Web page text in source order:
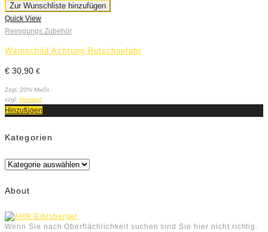
Zur Wunschliste hinzufügen
Quick View
Reinigungs Zubehör
Warnschild Achtung Rutschgefahr
€ 30,90 €
Zzgl. 20% MwSt.
zzgl. Versand
Hinzufügen
Kategorien
Kategorien
About
Wenn Sie nach Oberflächlichkeit suchen sind Sie hier nicht richtig.